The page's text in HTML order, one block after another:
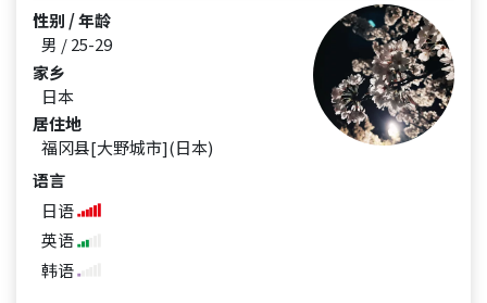
性别 / 年龄
男 / 25-29
家乡
日本
居住地
福冈县[大野城市](日本)
语言
日语
英语
韩语